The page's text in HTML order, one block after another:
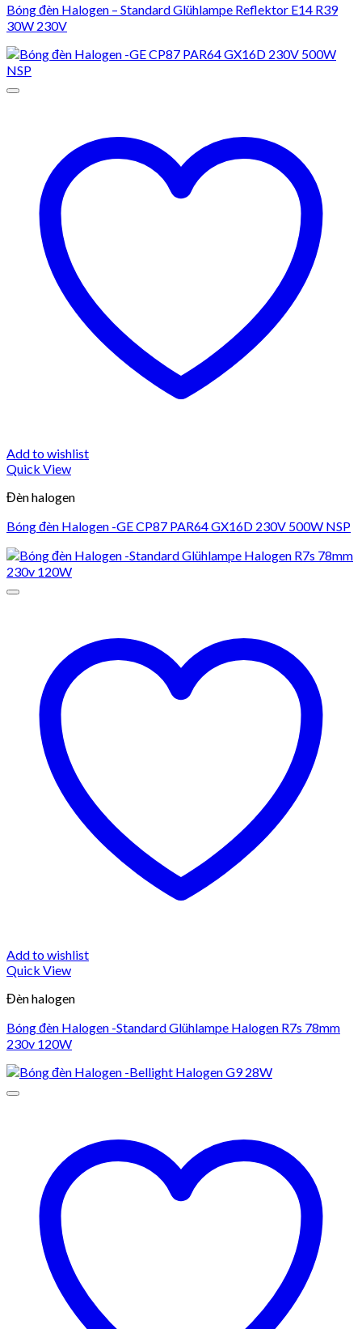
Bóng đèn Halogen – Standard Glühlampe Reflektor E14 R39
30W 230V
Add to wishlist
Quick View
Đèn halogen
Bóng đèn Halogen -GE CP87 PAR64 GX16D 230V 500W NSP
Add to wishlist
Quick View
Đèn halogen
Bóng đèn Halogen -Standard Glühlampe Halogen R7s 78mm
230v 120W